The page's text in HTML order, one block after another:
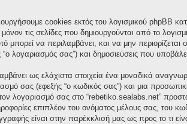
cookies εκτός του λογισμικού phpBB
τις σελίδες που δημιουργούνται από το
μπορεί να περιλαμβάνει, και να μην
λογαριασμός σας”) και δημοσιεύσεις που
ως ελάχιστα στοιχεία ένα μοναδικά
σας (εφεξής “ο κωδικός σας”) και μια
λογαριασμό σας στο “rebetiko.sealabs.net”
επιπλέον του ονόματος μέλους σας, του
είναι στην παρέκκλισή μας ως προς το τι